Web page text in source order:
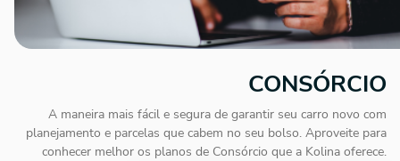
CONSÓRCIO
A maneira mais fácil e segura de garantir seu carro novo com
planejamento e parcelas que cabem no seu bolso. Aproveite para
conhecer melhor os planos de Consórcio que a Kolina oferece.